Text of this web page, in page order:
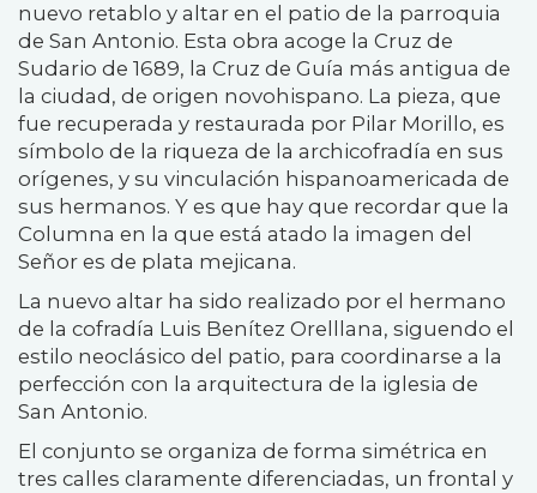
nuevo retablo y altar en el patio de la parroquia
de San Antonio. Esta obra acoge la Cruz de
Sudario de 1689, la Cruz de Guía más antigua de
la ciudad, de origen novohispano. La pieza, que
fue recuperada y restaurada por Pilar Morillo, es
símbolo de la riqueza de la archicofradía en sus
orígenes, y su vinculación hispanoamericada de
sus hermanos. Y es que hay que recordar que la
Columna en la que está atado la imagen del
Señor es de plata mejicana.
La nuevo altar ha sido realizado por el hermano
de la cofradía Luis Benítez Orelllana, siguendo el
estilo neoclásico del patio, para coordinarse a la
perfección con la arquitectura de la iglesia de
San Antonio.
El conjunto se organiza de forma simétrica en
tres calles claramente diferenciadas, un frontal y